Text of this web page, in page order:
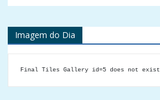
Imagem do Dia
Final Tiles Gallery id=5 does not exist